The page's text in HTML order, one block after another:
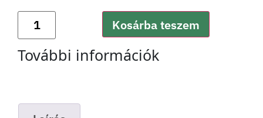
Kosárba teszem
További információk